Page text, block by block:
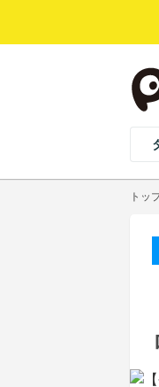
トッ